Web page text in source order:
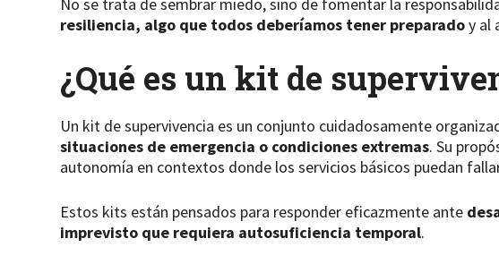
resiliencia, algo que todos deberíamos tener preparadoy al
¿Qué es un kit de
Un kit de supervivencia es un conjunto cuidadosamente
situaciones de emergencia o condiciones extremas. Su
autonomía en contextos donde los servicios básicos puedan
Estos kits están pensados para responder eficazmente ante
imprevisto que requiera autosuficiencia temporal.